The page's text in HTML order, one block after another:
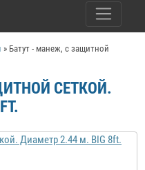
» Батут - манеж, с защитной
СЕТКОЙ.